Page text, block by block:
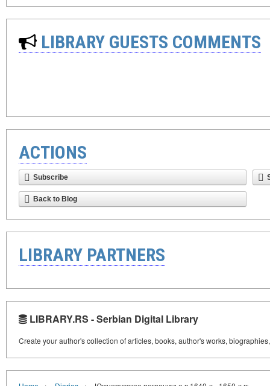
LIBRARY GUESTS COMMENTS
ACTIONS
Subscribe
Back to Blog
LIBRARY PARTNERS
LIBRARY.RS - Serbian Digital Library
Create your author's collection of articles, books, author's works,